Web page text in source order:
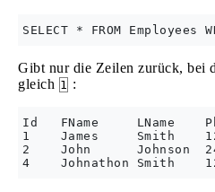
Gibt nur die Zeilen zurück, bei
gleich 1 :
Id   FName     LName
1    James     Smith
2    John      Johnson